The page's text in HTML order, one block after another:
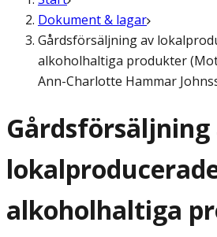
Dokument & lagar
Gårdsförsäljning av
alkoholhaltiga produkter
Ann-Charlotte Hammar
Gårdsförsäljning
alkoholhaltiga